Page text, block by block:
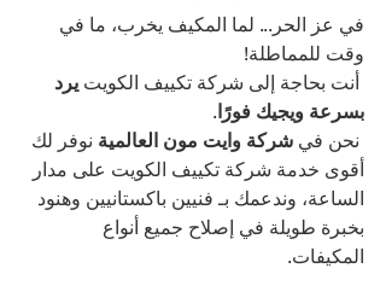
في عز الحر... لما المكيف يخرب، ما في
وقت للمماطلة!
يرد
بسرعة ويجيك فورًا.
شركة وايت مون العالمية نوفر لك
أقوى خدمة شركة تكييف الكويت على مدار
الساعة، وندعمك بـ فنيين باكستانيين وهنود
بخبرة طويلة في إصلاح جميع أنواع
المكيفات.